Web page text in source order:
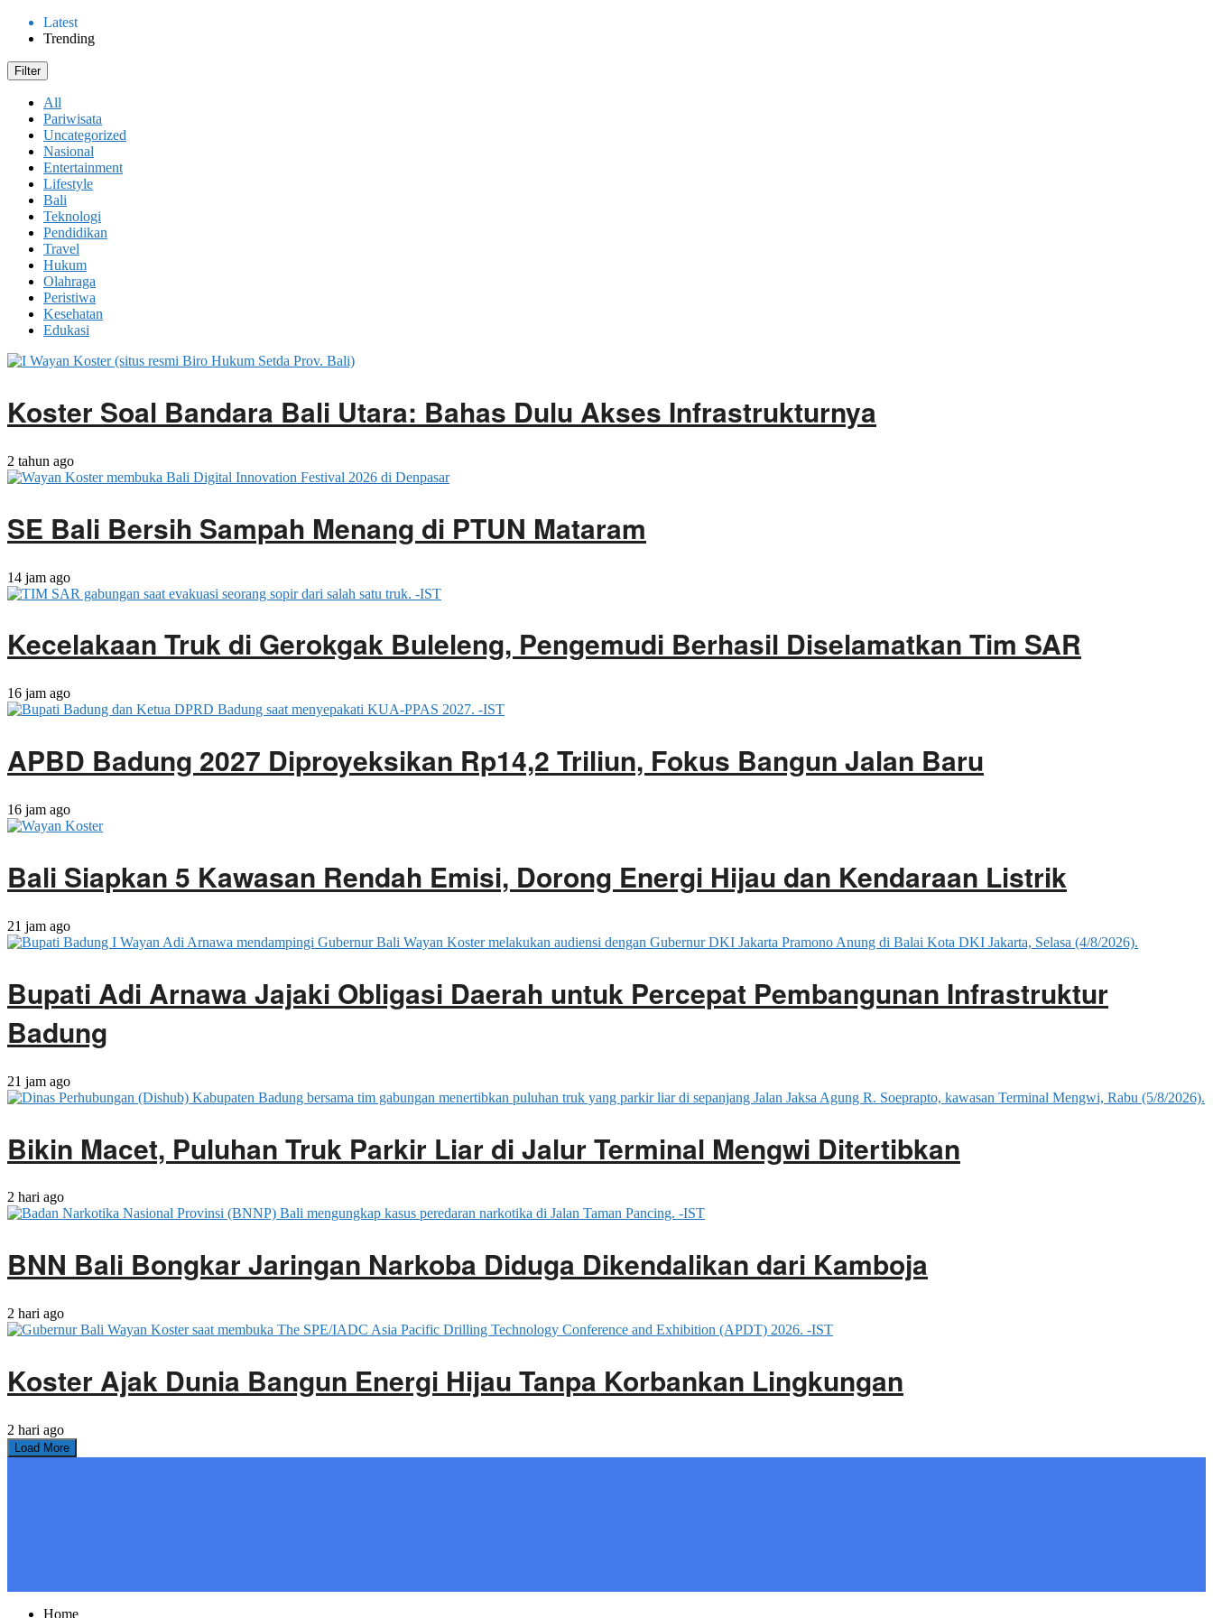
Latest
Trending
Filter
All
Pariwisata
Uncategorized
Nasional
Entertainment
Lifestyle
Bali
Teknologi
Pendidikan
Travel
Hukum
Olahraga
Peristiwa
Kesehatan
Edukasi
Koster Soal Bandara Bali Utara: Bahas Dulu Akses Infrastrukturnya
2 tahun ago
SE Bali Bersih Sampah Menang di PTUN Mataram
14 jam ago
Kecelakaan Truk di Gerokgak Buleleng, Pengemudi Berhasil Diselamatkan Tim SAR
16 jam ago
APBD Badung 2027 Diproyeksikan Rp14,2 Triliun, Fokus Bangun Jalan Baru
16 jam ago
Bali Siapkan 5 Kawasan Rendah Emisi, Dorong Energi Hijau dan Kendaraan Listrik
21 jam ago
Bupati Adi Arnawa Jajaki Obligasi Daerah untuk Percepat Pembangunan Infrastruktur
Badung
21 jam ago
Bikin Macet, Puluhan Truk Parkir Liar di Jalur Terminal Mengwi Ditertibkan
2 hari ago
BNN Bali Bongkar Jaringan Narkoba Diduga Dikendalikan dari Kamboja
2 hari ago
Koster Ajak Dunia Bangun Energi Hijau Tanpa Korbankan Lingkungan
2 hari ago
Load More
Home